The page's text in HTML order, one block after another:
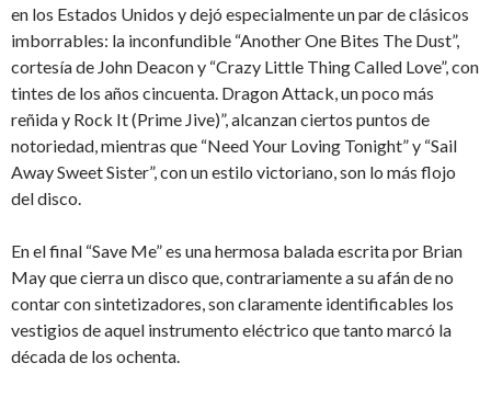
en los Estados Unidos y dejó especialmente un par de clásicos
imborrables: la inconfundible “Another One Bites The Dust”,
cortesía de John Deacon y “Crazy Little Thing Called Love”, con
tintes de los años cincuenta. Dragon Attack, un poco más
reñida y Rock It (Prime Jive)”, alcanzan ciertos puntos de
notoriedad, mientras que “Need Your Loving Tonight” y “Sail
Away Sweet Sister”, con un estilo victoriano, son lo más flojo
del disco.
En el final “Save Me” es una hermosa balada escrita por Brian
May que cierra un disco que, contrariamente a su afán de no
contar con sintetizadores, son claramente identificables los
vestigios de aquel instrumento eléctrico que tanto marcó la
década de los ochenta.